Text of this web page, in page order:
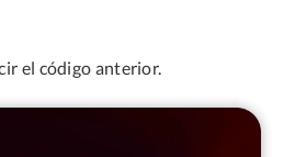
el código anterior.